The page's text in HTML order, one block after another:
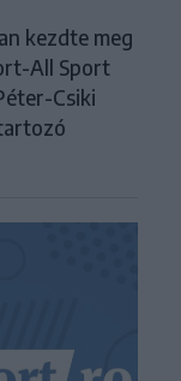
kezdte meg
All Sport
Csiki